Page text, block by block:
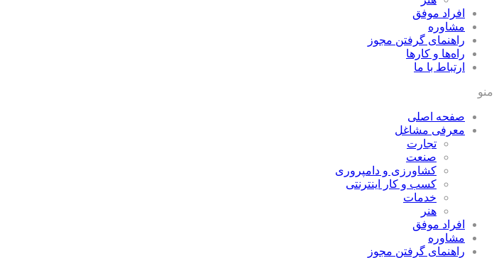
افراد موفق
مشاوره
راهنمای گرفتن مجوز
راه‌ها و كارها
ارتباط با ما
منو
صفحه اصلی
معرفی مشاغل
تجارت
صنعت
كشاورزی و دامپروری
كسب و كار اينترنتی
خدمات
هنر
افراد موفق
مشاوره
راهنمای گرفتن مجوز